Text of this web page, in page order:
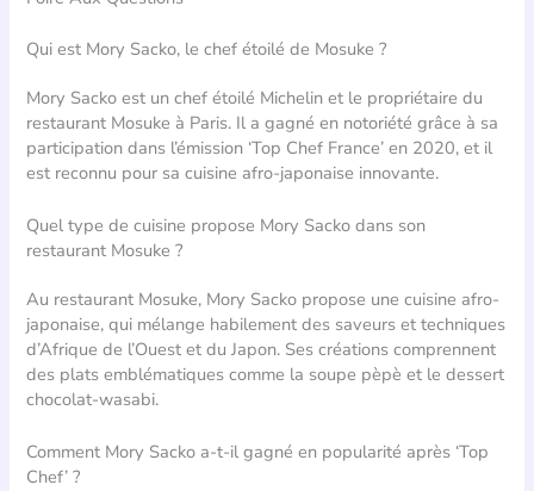
Qui est Mory Sacko, le chef étoilé de Mosuke ?
Mory Sacko est un chef étoilé Michelin et le propriétaire du
restaurant Mosuke à Paris. Il a gagné en notoriété grâce à sa
participation dans l’émission ‘Top Chef France’ en 2020, et il
est reconnu pour sa cuisine afro-japonaise innovante.
Quel type de cuisine propose Mory Sacko dans son
restaurant Mosuke ?
Au restaurant Mosuke, Mory Sacko propose une cuisine afro-
japonaise, qui mélange habilement des saveurs et techniques
d’Afrique de l’Ouest et du Japon. Ses créations comprennent
des plats emblématiques comme la soupe pèpè et le dessert
chocolat-wasabi.
Comment Mory Sacko a-t-il gagné en popularité après ‘Top
Chef’ ?